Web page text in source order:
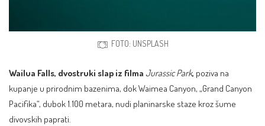
FOTO: UNSPLASH
Wailua Falls, dvostruki slap iz filma Jurassic Park, poziva na
kupanje u prirodnim bazenima, dok Waimea Canyon, „Grand Canyon
Pacifika“, dubok 1.100 metara, nudi planinarske staze kroz šume
divovskih paprati.